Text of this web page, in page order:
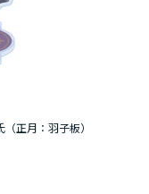
雛宮蝶鼠と
正月：羽子板）